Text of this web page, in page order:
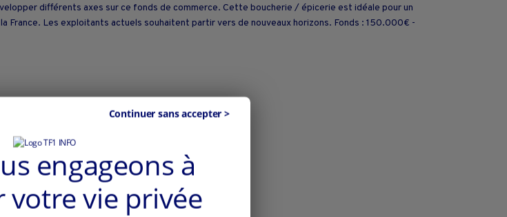
différents axes sur ce fonds de commerce. Cette boucherie / épicerie est idéale pour un
France. Les exploitants actuels souhaitent partir vers de nouveaux horizons. Fonds : 150.000€ -
engageons à
votre vie privée
Continuer sans accepter >